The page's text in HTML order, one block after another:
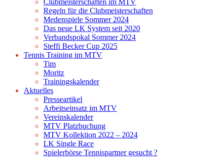
Regeln für die Clubmeisterschaften
Medenspiele Sommer 2024
Das neue LK System seit 2020
Verbandspokal Sommer 2024
Steffi Becker Cup 2025
Tennis Training im MTV
Tim
Moritz
Trainingskalender
Aktuelles
Presseartikel
Arbeitseinsatz im MTV
Vereinskalender
MTV Platzbuchung
MTV Kollektion 2022 – 2024
LK Single Race
Spielerbörse Tennispartner gesucht ?